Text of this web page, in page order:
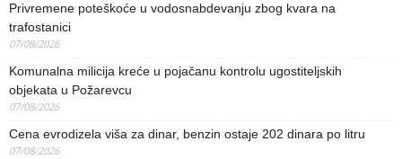
Privremene poteškoće u vodosnabdevanju zbog kvara na
trafostanici
07/08/2026
Komunalna milicija kreće u pojačanu kontrolu ugostiteljskih
objekata u Požarevcu
07/08/2026
Cena evrodizela viša za dinar, benzin ostaje 202 dinara po litru
07/08/2026